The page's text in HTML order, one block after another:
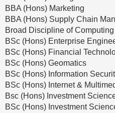
BBA (Hons) Marketing
BBA (Hons) Supply Chain
Broad Discipline of Computing
BSc (Hons) Enterprise
BSc (Hons) Financial
BSc (Hons) Geomatics
BSc (Hons) Information
BSc (Hons) Internet &
Bsc (Hons) Investment
BSc (Hons) Investment